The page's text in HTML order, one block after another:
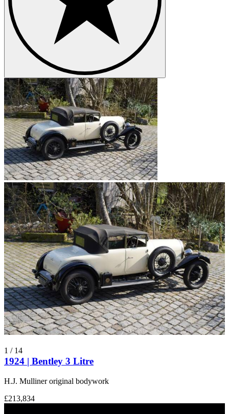
1 / 14
1924 | Bentley 3 Litre
H.J. Mulliner original bodywork
£213,834